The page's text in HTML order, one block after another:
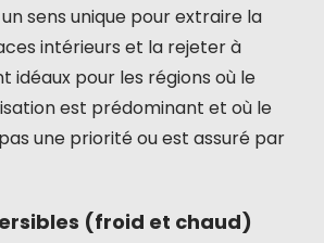
sens unique pour extraire la
intérieurs et la rejeter à
idéaux pour les régions où le
est prédominant et où le
une priorité ou est assuré par
(froid et chaud)